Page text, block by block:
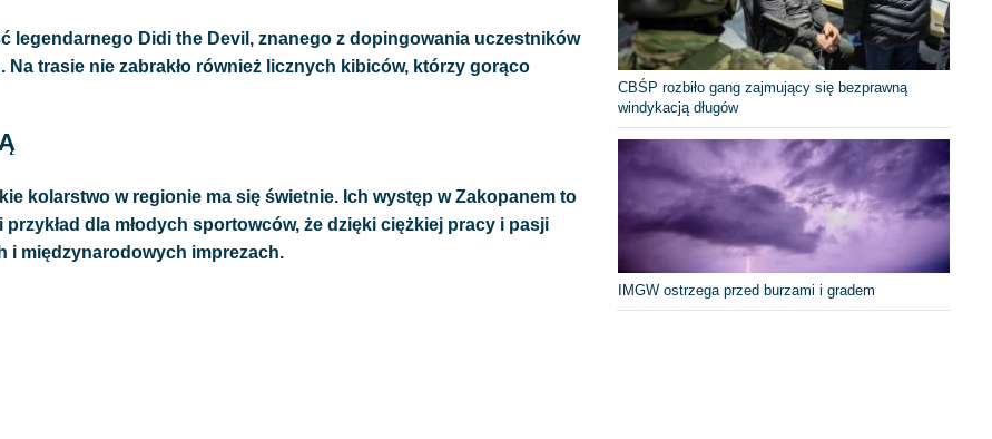
legendarnego Didi the Devil , znanego z dopingowania uczestników
trasie nie zabrakło również licznych kibiców, którzy gorąco
kolarstwo w regionie ma się świetnie. Ich występ w Zakopanem to
dla młodych sportowców, że dzięki ciężkiej pracy i pasji
i międzynarodowych imprezach.
CBŚP rozbiło gang zajmujący się bezprawną
windykacją długów
IMGW ostrzega przed burzami i gradem